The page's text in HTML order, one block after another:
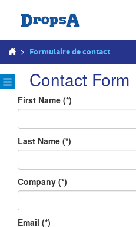
> Formulaire de contact
Contact Form
First Name (*)
Last Name (*)
Company (*)
Email (*)